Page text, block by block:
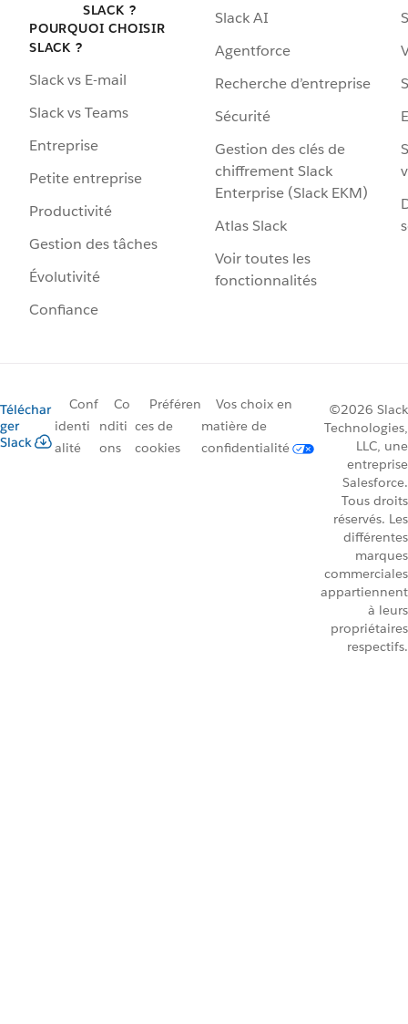
SLACK ?
POURQUOI CHOISIR
SLACK ?
Slack vs E-mail
Slack vs Teams
Entreprise
Petite entreprise
Productivité
Gestion des tâches
Évolutivité
Confiance
Slack AI
Agentforce
Recherche d’entreprise
Sécurité
Gestion des clés de
chiffrement Slack
Enterprise (Slack EKM)
Atlas Slack
Voir toutes les
fonctionnalités
Téléchar
ger
Slack
Conf
identi
alité
Co
nditi
ons
Préféren
ces de
cookies
Vos choix en
matière de
confidentialité
©2026 Slack
Technologies,
LLC, une
entreprise
Salesforce.
Tous droits
réservés. Les
différentes
marques
commerciales
appartiennent
à leurs
propriétaires
respectifs.